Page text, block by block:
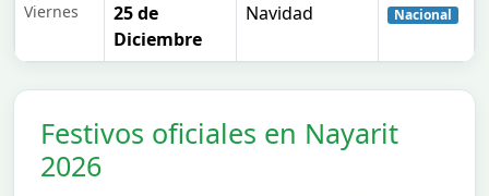
Viernes
25 de
Diciembre
Navidad Nacional
Festivos oficiales en Nayarit
2026